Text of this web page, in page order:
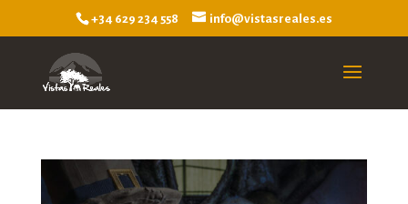
+34 629 234 558 info@vistasreales.es